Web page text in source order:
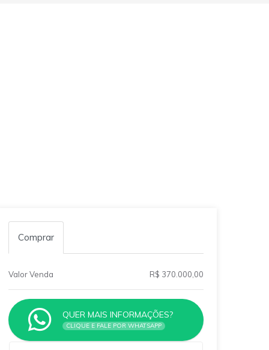
Comprar
Valor Venda R$ 370.000,00
QUER MAIS INFORMAÇÕES?
CLIQUE E FALE POR WHATSAPP